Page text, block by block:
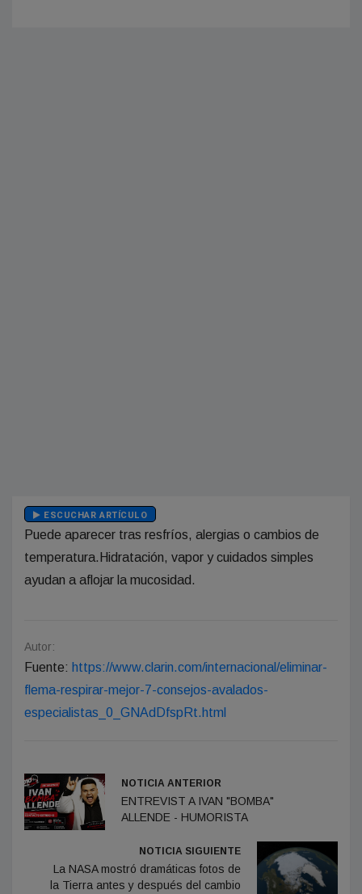
ESCUCHAR ARTÍCULO
Puede aparecer tras resfríos, alergias o cambios de
temperatura.Hidratación, vapor y cuidados simples
ayudan a aflojar la mucosidad.
Autor:
Fuente: https://www.clarin.com/internacional/eliminar-
flema-respirar-mejor-7-consejos-avalados-
especialistas_0_GNAdDfspRt.html
NOTICIA ANTERIOR
ENTREVIST A IVAN "BOMBA"
ALLENDE - HUMORISTA
NOTICIA SIGUIENTE
La NASA mostró dramáticas fotos de
la Tierra antes y después del cambio